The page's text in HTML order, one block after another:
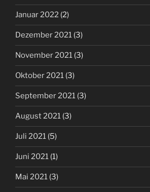
Januar 2022 (2)
Dezember 2021 (3)
November 2021 (3)
Oktober 2021 (3)
September 2021 (3)
August 2021 (3)
Juli 2021 (5)
Juni 2021 (1)
Mai 2021 (3)